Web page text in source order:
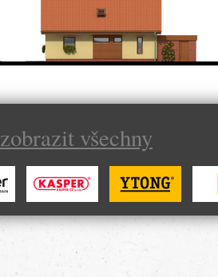
zobrazit všechny